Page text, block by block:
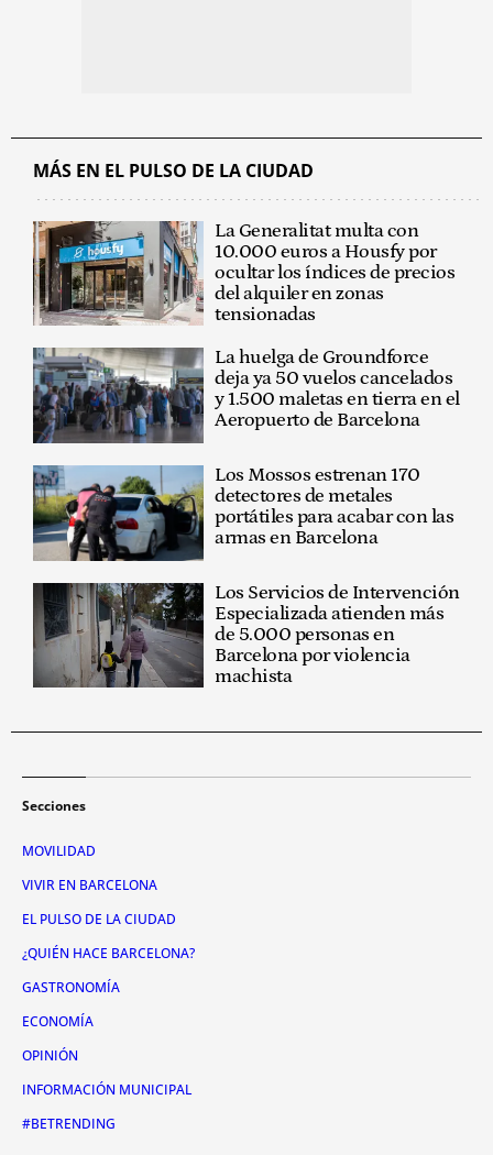
MÁS EN EL PULSO DE LA CIUDAD
La Generalitat multa con
10.000 euros a Housfy por
ocultar los índices de precios
del alquiler en zonas
tensionadas
La huelga de Groundforce
deja ya 50 vuelos cancelados
y 1.500 maletas en tierra en el
Aeropuerto de Barcelona
Los Mossos estrenan 170
detectores de metales
portátiles para acabar con las
armas en Barcelona
Los Servicios de Intervención
Especializada atienden más
de 5.000 personas en
Barcelona por violencia
machista
Secciones
MOVILIDAD
VIVIR EN BARCELONA
EL PULSO DE LA CIUDAD
¿QUIÉN HACE BARCELONA?
GASTRONOMÍA
ECONOMÍA
OPINIÓN
INFORMACIÓN MUNICIPAL
#BETRENDING